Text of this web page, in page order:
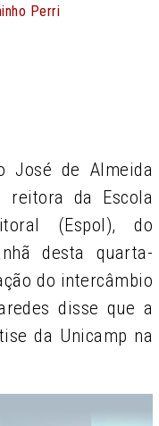
Perri
José de Almeida
reitora da Escola
(Espol), do
desta quarta-
do intercâmbio
disse que a
da Unicamp na